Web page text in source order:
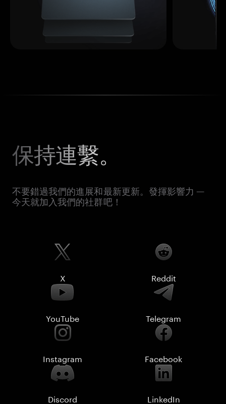
保持連繫。
不要錯過我們的進展和最新更新。發揮影響力 —
今天就加入我們的社群吧！
X Reddit
YouTube Telegram
Instagram Facebook
Discord LinkedIn